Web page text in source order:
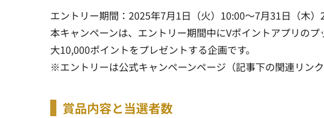
エントリー期間：2025年7月1日（火）10:00～7月31日（木）
本キャンペーンは、エントリー期間中にVポイントアプリの
大10,000ポイントをプレゼントする企画です。
※エントリーは公式キャンペーンページ（記事下の関連リン
賞品内容と当選者数